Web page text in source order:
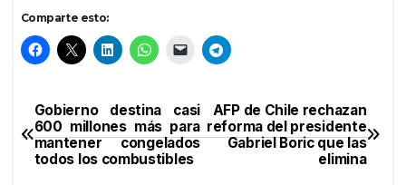
Comparte esto:
Navegación
de
AFP de Chile rechazan
reforma del presidente
Gabriel Boric que las
elimina
Gobierno destina casi
600 millones más para
mantener congelados
todos los combustibles